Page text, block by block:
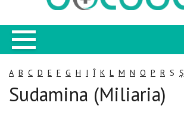
A B C D E F G H I Î K L M N O P R S Ș
Sudamina (Miliaria)